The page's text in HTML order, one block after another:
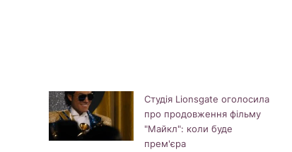
Студія Lionsgate оголосила
про продовження фільму
"Майкл": коли буде
прем'єра